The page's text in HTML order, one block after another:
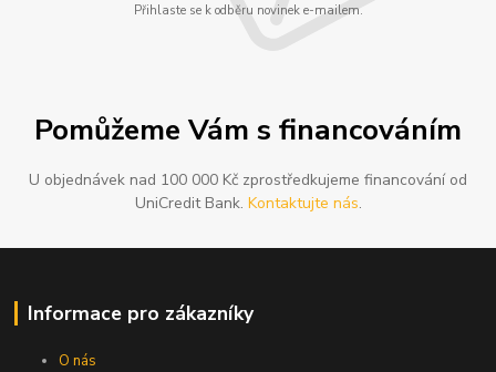
Přihlaste se k odběru novinek e-mailem.
Pomůžeme Vám s financováním
U objednávek nad 100 000 Kč zprostředkujeme financování od
UniCredit Bank. Kontaktujte nás.
Informace pro zákazníky
O nás